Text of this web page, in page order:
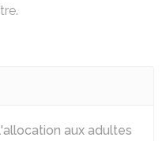
aux adultes